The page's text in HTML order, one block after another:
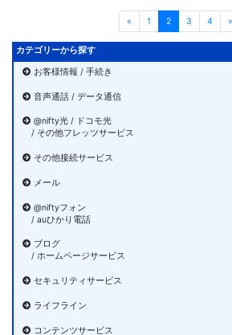
« 1 2 3 4 »
カテゴリーから探す
お客様情報 / 手続き
音声通話 / データ通信
@nifty光 / ドコモ光
/ その他フレッツサービス
その他接続サービス
メール
@niftyフォン
/ auひかり電話
ブログ
/ ホームページサービス
セキュリティサービス
ライフライン
コンテンツサービス